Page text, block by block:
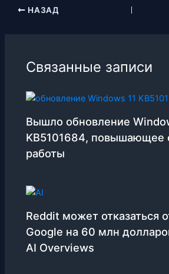
НАЗАД
Связанные записи
Вышло обновление
KB5101684, повышающее
работы
Reddit может отказаться
Google на 60 млн
AI Overviews